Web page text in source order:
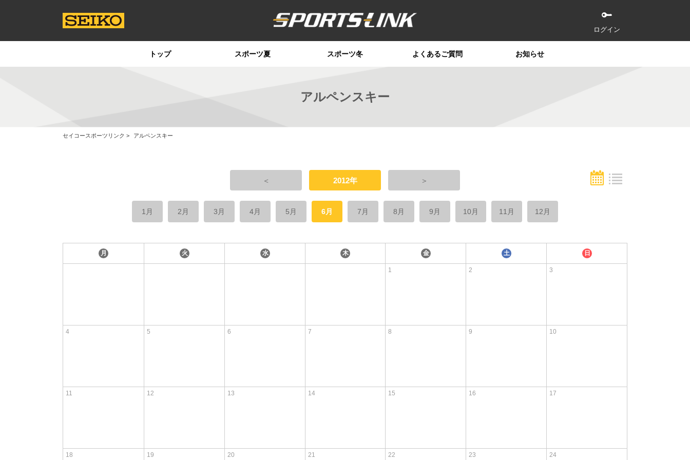
ログイン
トップ スポーツ夏 スポーツ冬 よくあるご質問 お知らせ
アルペンスキー
セイコースポーツリンク アルペンスキー
＜ 2012年 ＞
1月 2月 3月 4月 5月 6月 7月 8月 9月 10月 11月 12月
月 火 水 木 金 土 日
1 2 3
4 5 6 7 8 9 10
11 12 13 14 15 16 17
18 19 20 21 22 23 24